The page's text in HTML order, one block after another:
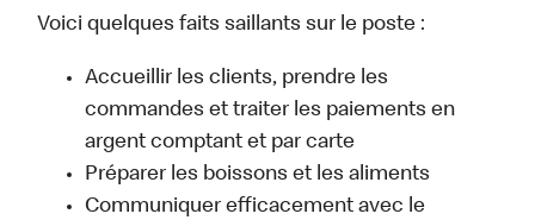
Voici quelques faits saillants sur le poste :
Accueillir les clients, prendre les
commandes et traiter les paiements en
argent comptant et par carte
Préparer les boissons et les aliments
Communiquer efficacement avec le